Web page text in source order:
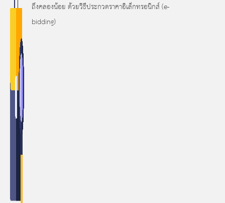
ถึงคลองน้อย ด้วยวิธีประกวดราคาอิเล็กทรอนิกส์ (e-
bidding)